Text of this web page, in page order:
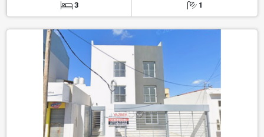
3 1